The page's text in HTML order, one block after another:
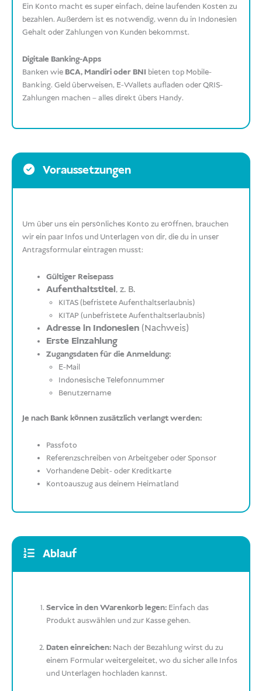
Ein Konto macht es super einfach, deine laufenden Kosten zu
bezahlen. Außerdem ist es notwendig, wenn du in Indonesien
Gehalt oder Zahlungen von Kunden bekommst.
Digitale Banking-Apps
Banken wie BCA, Mandiri oder BNI bieten top Mobile-
Banking. Geld überweisen, E-Wallets aufladen oder QRIS-
Zahlungen machen – alles direkt übers Handy.
Voraussetzungen
Um über uns ein persönliches Konto zu eröffnen, brauchen
wir ein paar Infos und Unterlagen von dir, die du in unser
Antragsformular eintragen musst:
Gültiger Reisepass
Aufenthaltstitel, z. B.
KITAS (befristete Aufenthaltserlaubnis)
KITAP (unbefristete Aufenthaltserlaubnis)
Adresse in Indonesien (Nachweis)
Erste Einzahlung
Zugangsdaten für die Anmeldung:
E-Mail
Indonesische Telefonnummer
Benutzername
Je nach Bank können zusätzlich verlangt werden:
Passfoto
Referenzschreiben von Arbeitgeber oder Sponsor
Vorhandene Debit- oder Kreditkarte
Kontoauszug aus deinem Heimatland
Ablauf
Service in den Warenkorb legen: Einfach das
Produkt auswählen und zur Kasse gehen.
Daten einreichen: Nach der Bezahlung wirst du zu
einem Formular weitergeleitet, wo du sicher alle Infos
und Unterlagen hochladen kannst.